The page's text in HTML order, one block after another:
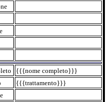
{{{nome completo}}}
{{{trattamento}}}